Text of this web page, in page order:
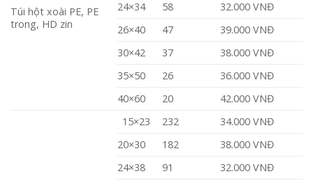
Túi hột xoài PE, PE
trong, HD zin
24×34
58
32.000 VNĐ
26×40
47
39.000 VNĐ
30×42
37
38.000 VNĐ
35×50
26
36.000 VNĐ
40×60
20 42.000 VNĐ
15×23 232
34.000 VNĐ
20×30
182
38.000 VNĐ
24×38
91
32.000 VNĐ